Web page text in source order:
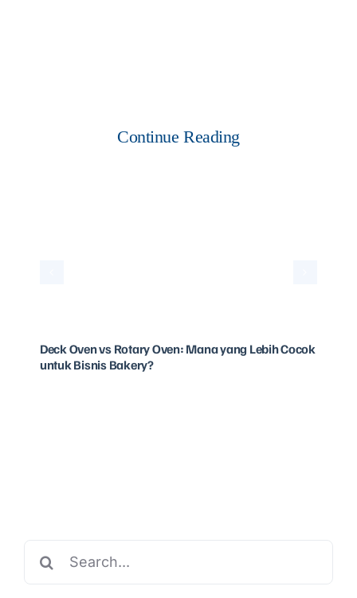
Continue Reading
Deck Oven vs Rotary Oven: Mana yang Lebih Cocok
untuk Bisnis Bakery?